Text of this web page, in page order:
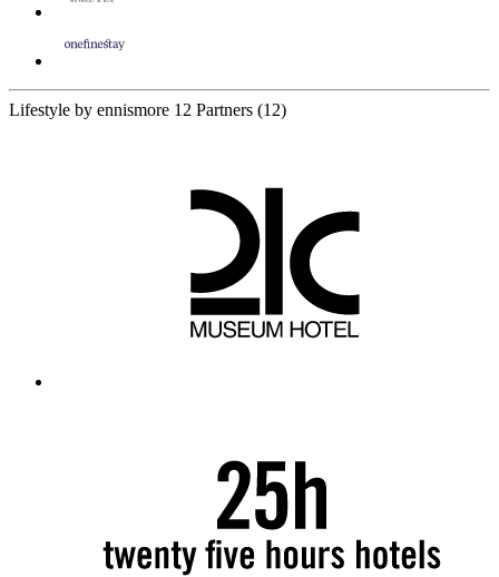
Lifestyle by ennismore 12 Partners (12)